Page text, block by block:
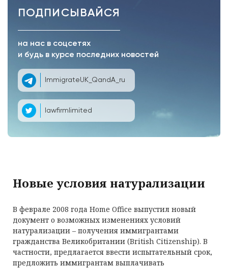
ПОДПИСЫВАЙСЯ
на нас в соцсетях
и будь в курсе последних новостей
ImmigrateUK_QandA_ru
lawfirmlimited
Новые условия натурализации
В феврале 2008 года Home Office выпустил новый
документ о возможных изменениях условий
натурализации – получения иммигрантами
гражданства Великобритании (British Citizenship). В
частности, предлагается ввести испытательный срок,
предложить иммигрантам выплачивать